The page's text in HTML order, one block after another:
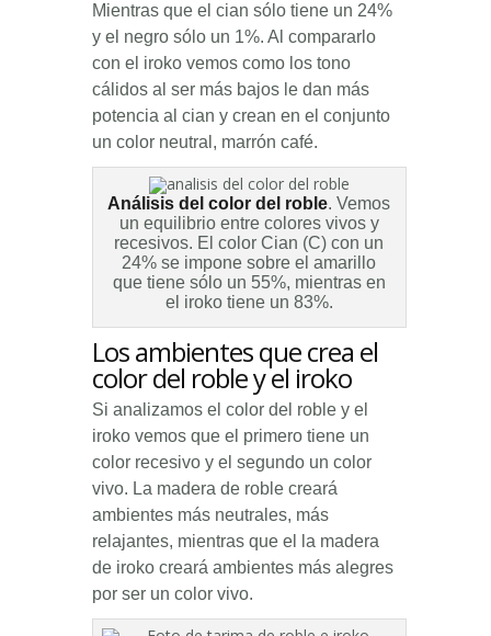
Mientras que el cian sólo tiene un 24%
y el negro sólo un 1%. Al compararlo
con el iroko vemos como los tono
cálidos al ser más bajos le dan más
potencia al cian y crean en el conjunto
un color neutral, marrón café.
Análisis del color del roble. Vemos
un equilibrio entre colores vivos y
recesivos. El color Cian (C) con un
24% se impone sobre el amarillo
que tiene sólo un 55%, mientras en
el iroko tiene un 83%.
Los ambientes que crea el
color del roble y el iroko
Si analizamos el color del roble y el
iroko vemos que el primero tiene un
color recesivo y el segundo un color
vivo. La madera de roble creará
ambientes más neutrales, más
relajantes, mientras que el la madera
de iroko creará ambientes más alegres
por ser un color vivo.